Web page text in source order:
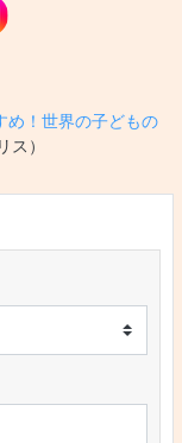
め！世界の子どもの
）